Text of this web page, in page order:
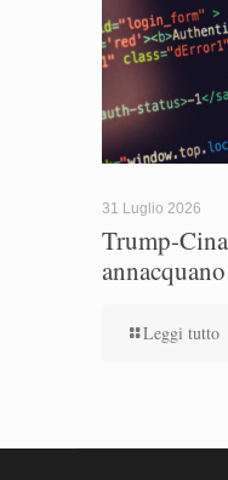
31 Luglio 2026
Trump-
Leggi tutto